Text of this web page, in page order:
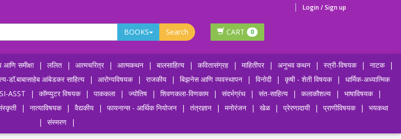
Login / Sign up
BOOKS Search CART 0
आणि समीक्षा | ललित | आत्मचरित्र | आत्मकथन | बालसाहित्य | कवितासंग्रह | माहितीपर | अनुभव कथन | स्त्री-विषयक | नाटक
|
डॉ.बाबासाहेब आंबेडकर साहित्य | आरोग्यविषयक | राजकीय | बिझनेस आणि व्यवस्थापन | विनोदी | कृषी - शेती विषयक |
धार्मिक-अध्यात्मिक
ASST | कॉम्प्युटर विषयक | पाककला | ज्योतिष | शिवणकला-विणकाम | संदर्भग्रंथ | संत-साहित्य | कलाकौशल्य | भाषाविषयक
|
| नात्याविषयक | वैद्यकीय | फायनान्स - आर्थिक नियोजन | तंत्रज्ञान | मनोरंजन | खेळ | प्रेरणादायी | प्राणीविषयक |
भयकथा
|
संस्मरण |